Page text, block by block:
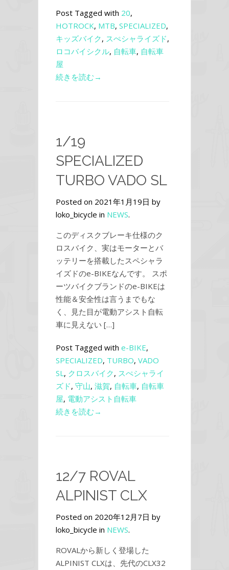
Post Tagged with 20,
HOTROCK, MTB, SPECIALIZED,
キッズバイク, スぺシャライズド,
ロコバイシクル, 自転車, 自転車
屋
続きを読む→
1/19
SPECIALIZED
TURBO VADO SL
Posted on 2021年1月19日 by
loko_bicycle in NEWS.
このディスクブレーキ仕様のク
ロスバイク、実はモーターとバ
ッテリーを搭載したスペシャラ
イズドのe-BIKEなんです。 スポ
ーツバイクブランドのe-BIKEは
性能＆安全性は言うまでもな
く、見た目が電動アシスト自転
車に見えない […]
Post Tagged with e-BIKE,
SPECIALIZED, TURBO, VADO
SL, クロスバイク, スぺシャライ
ズド, 守山, 滋賀, 自転車, 自転車
屋, 電動アシスト自転車
続きを読む→
12/7 ROVAL
ALPINIST CLX
Posted on 2020年12月7日 by
loko_bicycle in NEWS.
ROVALから新しく登場した
ALPINIST CLXは、先代のCLX32